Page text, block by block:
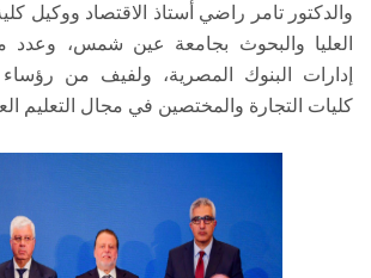
والدكتور تامر راضي أستاذ الاقتصاد ووكيل
العليا والبحوث بجامعة عين شمس،
إدارات البنوك المصرية، ولفيف من
كليات التجارة والمختصين في مجال التعليم